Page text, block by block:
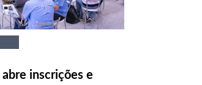
inscrições e